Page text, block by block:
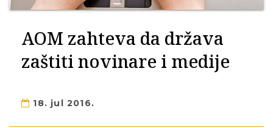
AOM zahteva da država
zaštiti novinare i medije
18. jul 2016.